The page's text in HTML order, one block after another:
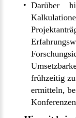
Darüber
frühzeitig
ermitteln,